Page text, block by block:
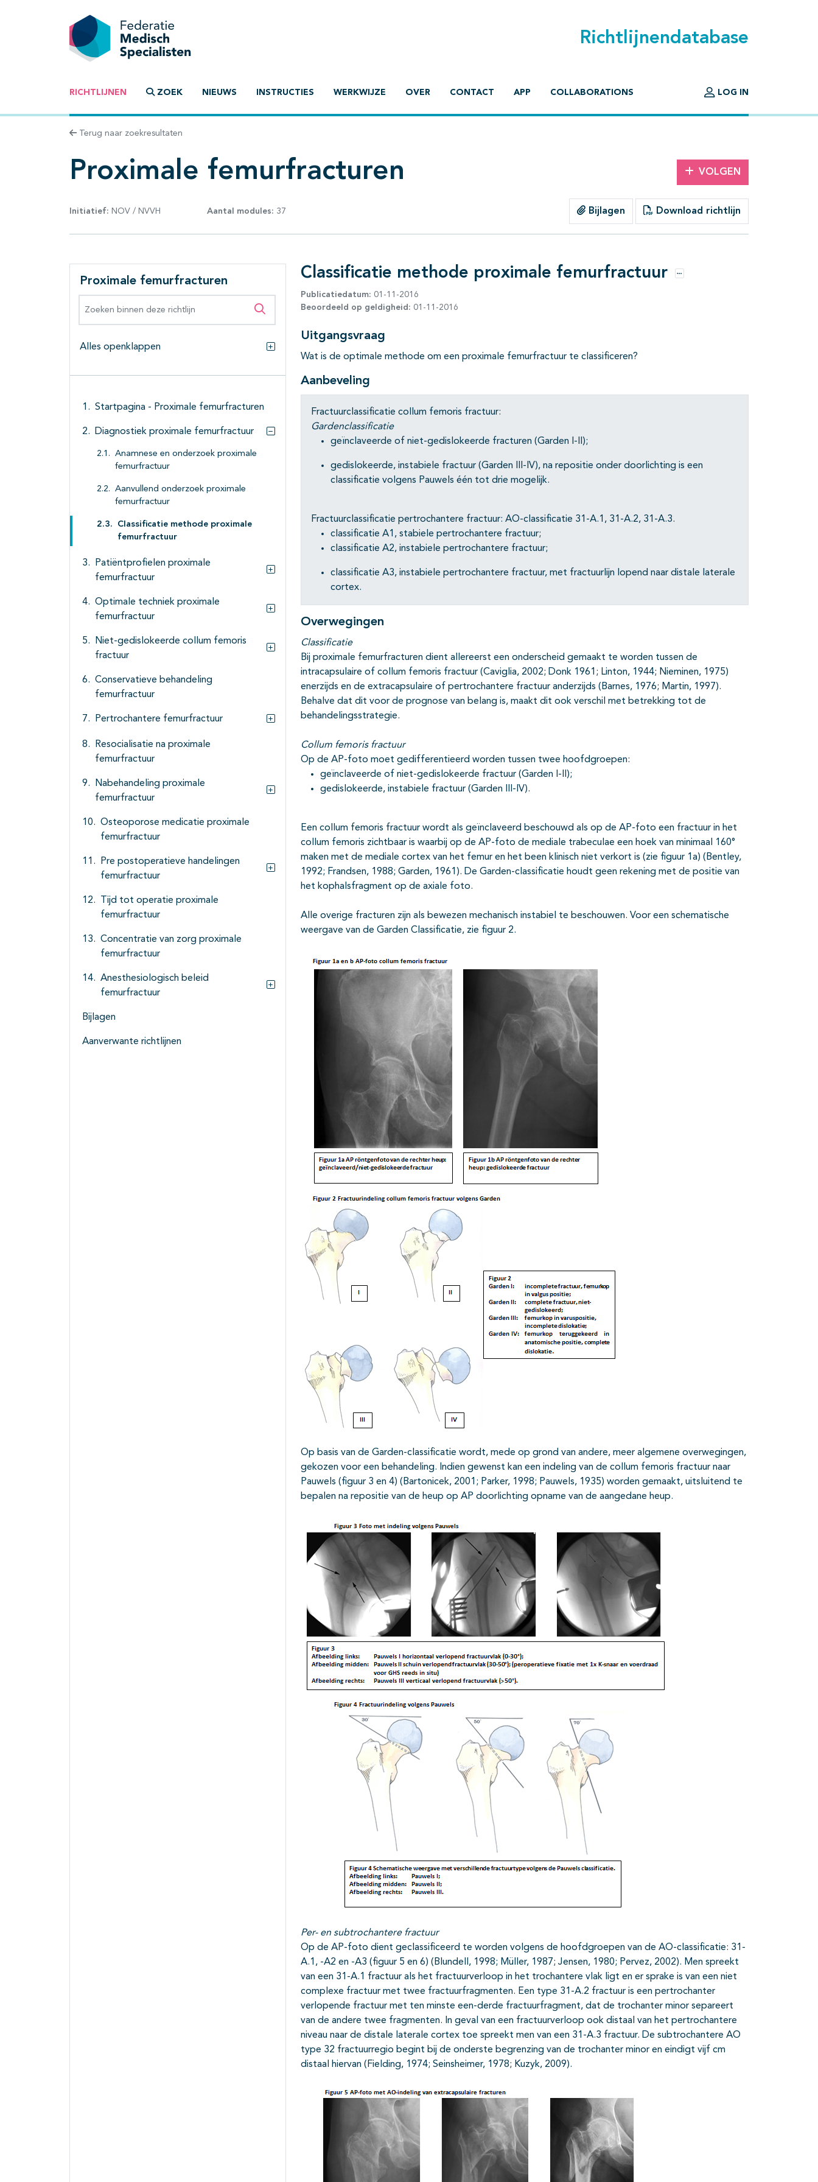
Richtlijnendatabase
RICHTLIJNEN ZOEK NIEUWS INSTRUCTIES WERKWIJZE OVER CONTACT APP COLLABORATIONS LOG IN
Terug naar zoekresultaten
Proximale femurfracturen VOLGEN
Initiatief: NOV / NVVH Aantal modules: 37 Bijlagen Download richtlijn
Proximale femurfracturen
Zoeken binnen deze richtlijn
Alles openklappen
Alles openklappen
Startpagina - Proximale femurfracturen
Diagnostiek proximale femurfractuur
Subpagina's open- en dichtklappen
Anamnese en onderzoek proximale
femurfractuur
Aanvullend onderzoek proximale
femurfractuur
Classificatie methode proximale
femurfractuur
Patiëntprofielen proximale
femurfractuur
Subpagina's open- en dichtklappen
Optimale techniek proximale
femurfractuur
Subpagina's open- en dichtklappen
Niet-gedislokeerde collum femoris
fractuur
Subpagina's open- en dichtklappen
Conservatieve behandeling
femurfractuur
Pertrochantere femurfractuur
Resocialisatie na proximale
femurfractuur
Nabehandeling proximale
femurfractuur
Osteoporose medicatie proximale
femurfractuur
Pre postoperatieve handelingen
femurfractuur
Subpagina's open- en dichtklappen
Tijd tot operatie proximale
femurfractuur
Concentratie van zorg proximale
femurfractuur
Anesthesiologisch beleid
femurfractuur
Bijlagen
Aanverwante richtlijnen
Classificatie methode proximale femurfractuur Opties
Publicatiedatum: 01-11-2016
Beoordeeld op geldigheid: 01-11-2016
Uitgangsvraag
Wat is de optimale methode om een proximale femurfractuur te classificeren?
Aanbeveling
Fractuurclassificatie collum femoris fractuur:
Gardenclassificatie
geïnclaveerde of niet-gedislokeerde fracturen (Garden I-II);
gedislokeerde, instabiele fractuur (Garden III-IV), na repositie onder doorlichting is een
classificatie volgens Pauwels één tot drie mogelijk.
Fractuurclassificatie pertrochantere fractuur: AO-classificatie 31-A.1, 31-A.2, 31-A.3.
classificatie A1, stabiele pertrochantere fractuur;
classificatie A2, instabiele pertrochantere fractuur;
classificatie A3, instabiele pertrochantere fractuur, met fractuurlijn lopend naar distale laterale
cortex.
Overwegingen
Classificatie
Bij proximale femurfracturen dient allereerst een onderscheid gemaakt te worden tussen de
intracapsulaire of collum femoris fractuur (Caviglia, 2002; Donk 1961; Linton, 1944; Nieminen, 1975)
enerzijds en de extracapsulaire of pertrochantere fractuur anderzijds (Barnes, 1976; Martin, 1997).
Behalve dat dit voor de prognose van belang is, maakt dit ook verschil met betrekking tot de
behandelingsstrategie.
Collum femoris fractuur
Op de AP-foto moet gedifferentieerd worden tussen twee hoofdgroepen:
geïnclaveerde of niet-gedislokeerde fractuur (Garden I-II);
gedislokeerde, instabiele fractuur (Garden III-IV).
Een collum femoris fractuur wordt als geïnclaveerd beschouwd als op de AP-foto een fractuur in het
collum femoris zichtbaar is waarbij op de AP-foto de mediale trabeculae een hoek van minimaal 160°
maken met de mediale cortex van het femur en het been klinisch niet verkort is (zie figuur 1a) (Bentley,
1992; Frandsen, 1988; Garden, 1961). De Garden-classificatie houdt geen rekening met de positie van
het kophalsfragment op de axiale foto.
Alle overige fracturen zijn als bewezen mechanisch instabiel te beschouwen. Voor een schematische
weergave van de Garden Classificatie, zie figuur 2.
Op basis van de Garden-classificatie wordt, mede op grond van andere, meer algemene overwegingen,
gekozen voor een behandeling. Indien gewenst kan een indeling van de collum femoris fractuur naar
Pauwels (figuur 3 en 4) (Bartonicek, 2001; Parker, 1998; Pauwels, 1935) worden gemaakt, uitsluitend te
bepalen na repositie van de heup op AP doorlichting opname van de aangedane heup.
Per- en subtrochantere fractuur
Op de AP-foto dient geclassificeerd te worden volgens de hoofdgroepen van de AO-classificatie: 31-
A.1, -A2 en -A3 (figuur 5 en 6) (Blundell, 1998; Müller, 1987; Jensen, 1980; Pervez, 2002). Men spreekt
van een 31-A.1 fractuur als het fractuurverloop in het trochantere vlak ligt en er sprake is van een niet
complexe fractuur met twee fractuurfragmenten. Een type 31-A.2 fractuur is een pertrochanter
verlopende fractuur met ten minste een-derde fractuurfragment, dat de trochanter minor separeert
van de andere twee fragmenten. In geval van een fractuurverloop ook distaal van het pertrochantere
niveau naar de distale laterale cortex toe spreekt men van een 31-A.3 fractuur. De subtrochantere AO
type 32 fractuurregio begint bij de onderste begrenzing van de trochanter minor en eindigt vijf cm
distaal hiervan (Fielding, 1974; Seinsheimer, 1978; Kuzyk, 2009).